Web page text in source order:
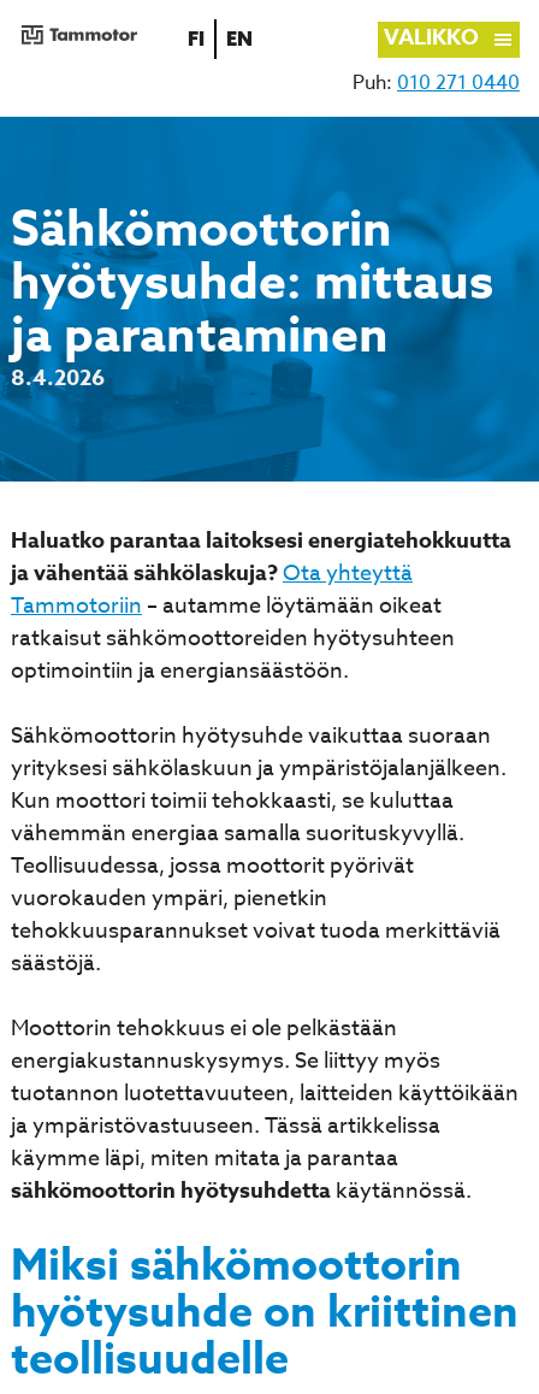
VALIKKO
SUOMI
FI ENGLISH
EN
Puh: 010 271 0440
Sähkömoottorin
hyötysuhde: mittaus
ja parantaminen
8.4.2026
Haluatko parantaa laitoksesi energiatehokkuutta
ja vähentää sähkölaskuja?Ota yhteyttä
Tammotoriin– autamme löytämään oikeat
ratkaisut sähkömoottoreiden hyötysuhteen
optimointiin ja energiansäästöön.
Sähkömoottorin hyötysuhde vaikuttaa suoraan
yrityksesi sähkölaskuun ja ympäristöjalanjälkeen.
Kun moottori toimii tehokkaasti, se kuluttaa
vähemmän energiaa samalla suorituskyvyllä.
Teollisuudessa, jossa moottorit pyörivät
vuorokauden ympäri, pienetkin
tehokkuusparannukset voivat tuoda merkittäviä
säästöjä.
Moottorin tehokkuus ei ole pelkästään
energiakustannuskysymys. Se liittyy myös
tuotannon luotettavuuteen, laitteiden käyttöikään
ja ympäristövastuuseen. Tässä artikkelissa
käymme läpi, miten mitata ja parantaa
sähkömoottorin hyötysuhdettakäytännössä.
Miksi sähkömoottorin
hyötysuhde on kriittinen
teollisuudelle